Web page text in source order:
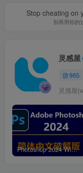
Stop cheating on
别再用你的
灵感屋
965
Photoshop 2024 Win|Mac 简体中文破解版安装包下载及安装教程